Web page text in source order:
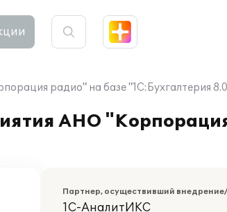
радио" на базе "1С:Бухгалтерия
АНО
Партнер, осуществивший
1С-АналитИКС